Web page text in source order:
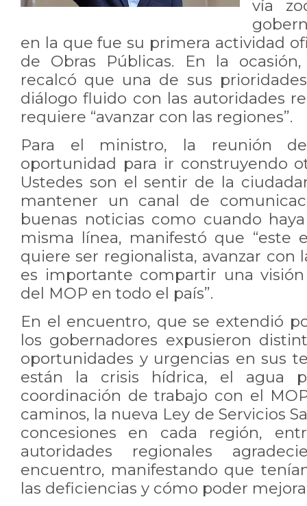
vía
en la que fue su primera actividad
de Obras Públicas. En la
recalcó que una de sus
diálogo fluido con las autoridades
requiere “avanzar con las regiones”.
Para el ministro, la reunión
oportunidad para ir construyendo
Ustedes son el sentir de la
mantener un canal de
buenas noticias como cuando
misma línea, manifestó que “este
quiere ser regionalista, avanzar con
es importante compartir una
del MOP en todo el país”.
En el encuentro, que se extendió
los gobernadores expusieron
oportunidades y urgencias en sus
están la crisis hídrica, el agua
coordinación de trabajo con el
caminos, la nueva Ley de Servicios
concesiones en cada región,
autoridades regionales
encuentro, manifestando que
las deficiencias y cómo poder